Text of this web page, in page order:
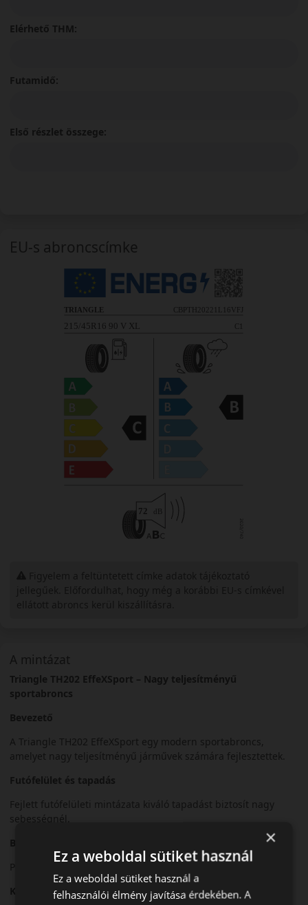
A mintázat
Triangle TH202 EffeXSport – Nagy teljesítményű
sportabroncs
Bevezető
A Triangle TH202 EffeXSport egy modern sportabroncs,
amelyet nagy teljesítményű járművek számára fejlesztettek.
Futófelület és tapadás
Fejlett futófelületi mintázata kiváló tapadást biztosít nagy
sebességnél.
Biztonsági jellemzők
Precíz irányíthatóság és stabil fékezési teljesítmény.
Komfort és zajszint
Elérhető THM:
Futamidő:
Első részlet összege:
EU-s abroncscímke
×
Ez a weboldal sütiket használ
Ez a weboldal sütiket használ a
felhasználói élmény javítása érdekében. A